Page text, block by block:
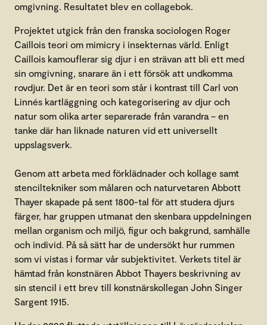
omgivning. Resultatet blev en collagebok.
Projektet utgick från den franska sociologen Roger
Caillois teori om mimicry i insekternas värld. Enligt
Caillois kamouflerar sig djur i en strävan att bli ett med
sin omgivning, snarare än i ett försök att undkomma
rovdjur. Det är en teori som står i kontrast till Carl von
Linnés kartläggning och kategorisering av djur och
natur som olika arter separerade från varandra – en
tanke där han liknade naturen vid ett universellt
uppslagsverk.
Genom att arbeta med förklädnader och kollage samt
stenciltekniker som målaren och naturvetaren Abbott
Thayer skapade på sent 1800-tal för att studera djurs
färger, har gruppen utmanat den skenbara uppdelningen
mellan organism och miljö, figur och bakgrund, samhälle
och individ. På så sätt har de undersökt hur rummen
som vi vistas i formar vår subjektivitet. Verkets titel är
hämtad från konstnären Abbot Thayers beskrivning av
sin stencil i ett brev till konstnärskollegan John Singer
Sargent 1915.